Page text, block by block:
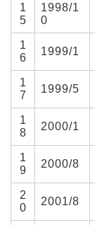
1
5
1998/1
0
1
6
1999/1
1
7
1999/5
1
8
2000/1
1
9
2000/8
2
0
2001/8